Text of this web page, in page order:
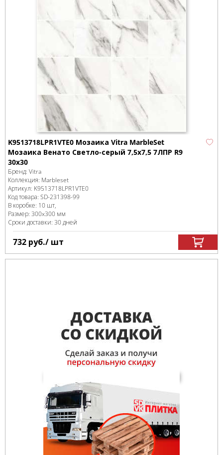
K9513718LPR1VTE0 Мозаика Vitra MarbleSet
Мозаика Венато Светло-серый 7,5х7,5 7ЛПР R9
30х30
Бренд: Vitra
Коллекция: Marbleset
Артикул: K9513718LPR1VTE0
Код товара: SD-231398-99
В коробке: 10 шт,
Размер: 300x300 мм
Сроки доставки: 30 дней
732 руб./ шт